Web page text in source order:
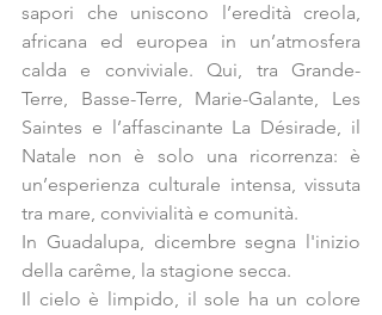
sapori che uniscono l’eredità creola,
africana ed europea in un’atmosfera
calda e conviviale. Qui, tra Grande-
Terre, Basse-Terre, Marie-Galante, Les
Saintes e l’affascinante La Désirade, il
Natale non è solo una ricorrenza: è
un’esperienza culturale intensa, vissuta
tra mare, convivialità e comunità.
In Guadalupa, dicembre segna l'inizio
della carême, la stagione secca.
Il cielo è limpido, il sole ha un colore